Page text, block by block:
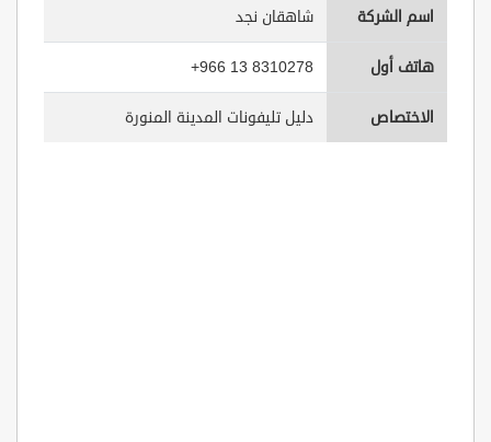
اسم الشركة شاهقان نجد
هاتف أول +966 13 8310278
الاختصاص دليل تليفونات المدينة المنورة